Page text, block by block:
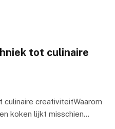
tot culinaire
culinaire creativiteitWaarom
koken lijkt misschien…